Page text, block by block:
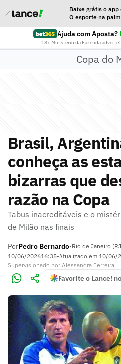
Baixe grátis o app
O esporte na
Ajuda com Aposta?
18+ Ministério da Fazenda
Copa do
Brasil,
conheça as
bizarras que
razão na Copa
Tabus inacreditáveis e o
de Milão nas finais
PorPedro Bernardo•Rio de Janeiro
10/06/202616:35•Atualizado em 10/06/
Supervisionado por Alessandra Ferreira
Favorite o Lance!